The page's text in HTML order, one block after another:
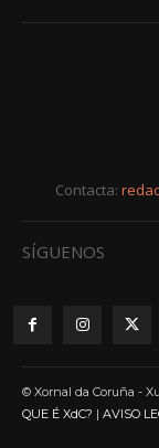
Contacta:
SÍGUENOS
© Xornal da Coruña -
QUE É XdC? | AVISO